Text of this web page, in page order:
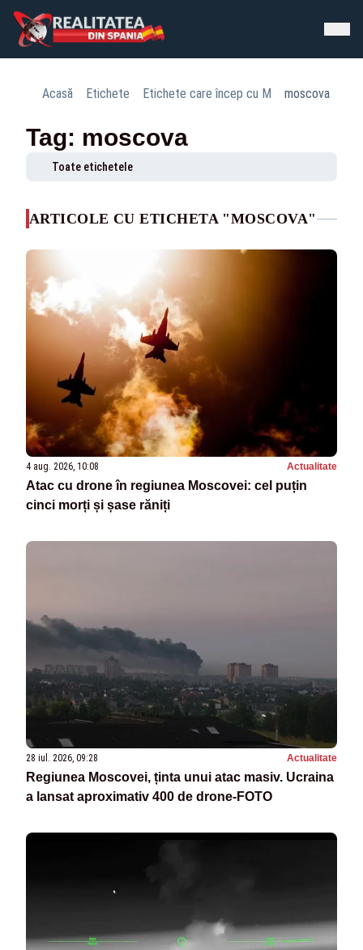
Acasă Etichete Etichete care încep cu M moscova
Tag: moscova
Toate etichetele
ARTICOLE CU ETICHETA "MOSCOVA"
4 aug. 2026, 10:08 Actualitate
Atac cu drone în regiunea Moscovei: cel puțin
cinci morți și șase răniți
28 iul. 2026, 09:28 Actualitate
Regiunea Moscovei, ținta unui atac masiv. Ucraina
a lansat aproximativ 400 de drone-FOTO